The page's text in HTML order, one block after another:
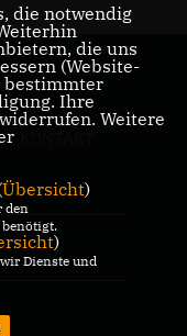
die notwendig
die uns
(Website-
bestimmter
Ihre
Weitere
Übersicht)
den
benötigt.
)
Dienste und